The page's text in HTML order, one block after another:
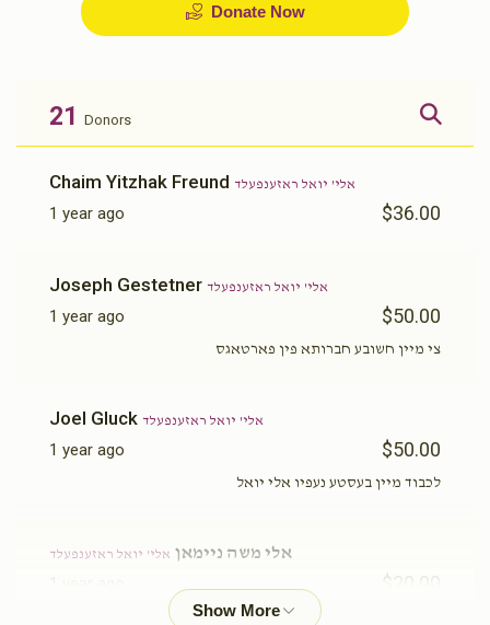
Donate Now
21 Donors
Chaim Yitzhak Freund אלי' יואל ראזענפעלד
1 year ago $36.00
Joseph Gestetner אלי' יואל ראזענפעלד
1 year ago $50.00
צי מיין חשובע חברותא פין פארטאגס
Joel Gluck אלי' יואל ראזענפעלד
1 year ago $50.00
לכבוד מיין בעסטע נעפיו אלי יואל
אלי משה ניימאן אלי' יואל ראזענפעלד
$20.00
לכבוד מיין בעסטע נעפיו